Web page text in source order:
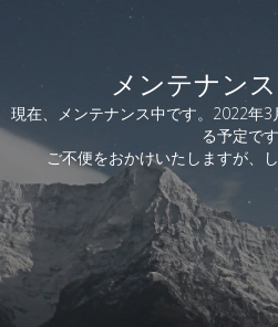
メンテナンス
現在、メンテナンス中です。2022年
る予定です
ご不便をおかけいたしますが、